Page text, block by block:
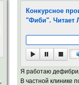
Конкурсное
"Фиби". Читает
Я работаю
В частной клинике